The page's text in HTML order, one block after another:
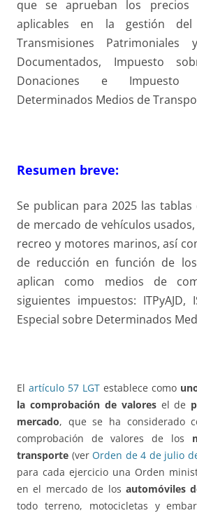
que se aprueban los precios
aplicables en la gestión del
Transmisiones Patrimoniales
Documentados, Impuesto
Donaciones e Impuesto
Determinados Medios de
Resumen breve:
Se publican para 2025 las
de mercado de vehículos
recreo y motores marinos, así
de reducción en función de
aplican como medios de
siguientes impuestos:
Especial sobre Determinados
El artículo 57 LGT establece como
la comprobación de valoresel de
mercado, que se ha considerado
comprobación de valores de los
transporte (verOrden de 4 de julio
para cada ejercicio una Orden
en el mercado de los automóviles
todo terreno, motocicletas y